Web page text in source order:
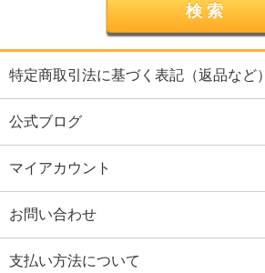
特定商取引法に基づく表記（返品など）
公式ブログ
マイアカウント
お問い合わせ
支払い方法について